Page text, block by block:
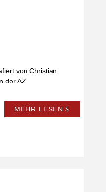
von Christian
der AZ
MEHR LESEN